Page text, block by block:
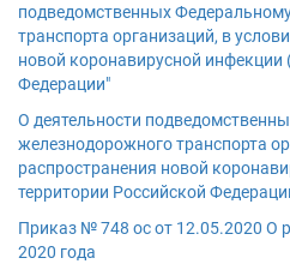
подведомственных
транспорта организаций, в
новой коронавирусной инфекции
Федерации"
О деятельности
железнодорожного транспорта
распространения новой
территории Российской
Приказ № 748 ос от 12.05.2020 О
2020 года